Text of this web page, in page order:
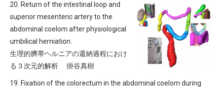
20. Return of the intestinal loop and
superior mesenteric artery to the
abdominal coelom after physiological
umbilical herniation.
生理的臍帯ヘルニアの還納過程におけ
る３次元的解析 掛谷真樹
19. Fixation of the colorectum in the abdominal coelom during